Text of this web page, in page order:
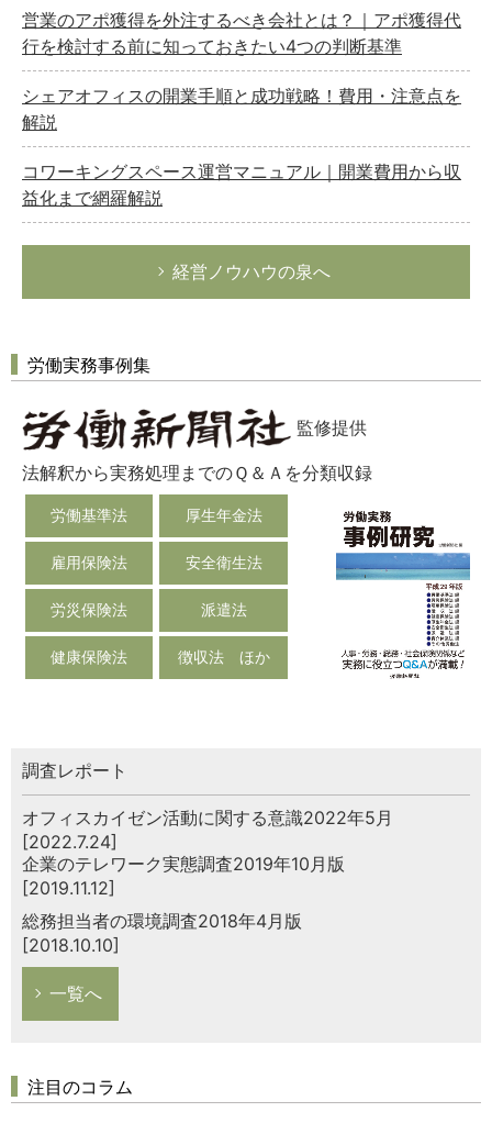
営業のアポ獲得を外注するべき会社とは？｜アポ獲得代
行を検討する前に知っておきたい4つの判断基準
シェアオフィスの開業手順と成功戦略！費用・注意点を
解説
コワーキングスペース運営マニュアル｜開業費用から収
益化まで網羅解説
経営ノウハウの泉へ
労働実務事例集
監修提供
法解釈から実務処理までのＱ＆Ａを分類収録
労働基準法 厚生年金法
雇用保険法 安全衛生法
労災保険法 派遣法
健康保険法 徴収法 ほか
調査レポート
オフィスカイゼン活動に関する意識2022年5月
[2022.7.24]
企業のテレワーク実態調査2019年10月版
[2019.11.12]
総務担当者の環境調査2018年4月版
[2018.10.10]
一覧へ
注目のコラム